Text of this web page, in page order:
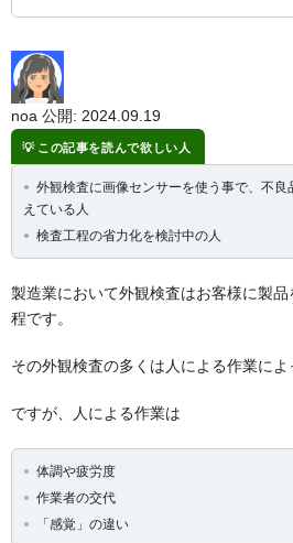
noa 公開: 2024.09.19
この記事を読んで欲しい人
外観検査に画像センサーを使う事で、不
えている人
検査工程の省力化を検討中の人
製造業において外観検査はお客様に製
程です。
その外観検査の多くは人による作業によ
ですが、人による作業は
体調や疲労度
作業者の交代
「感覚」の違い